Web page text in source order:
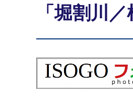
「堀割川